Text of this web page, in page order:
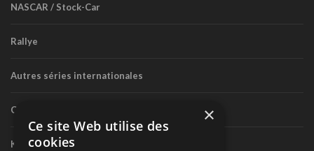
NASCAR / Stock-Car
Rallye
Autres séries internationales
Circuit routier canadien
Karting
×
Ce site Web utilise des
cookies